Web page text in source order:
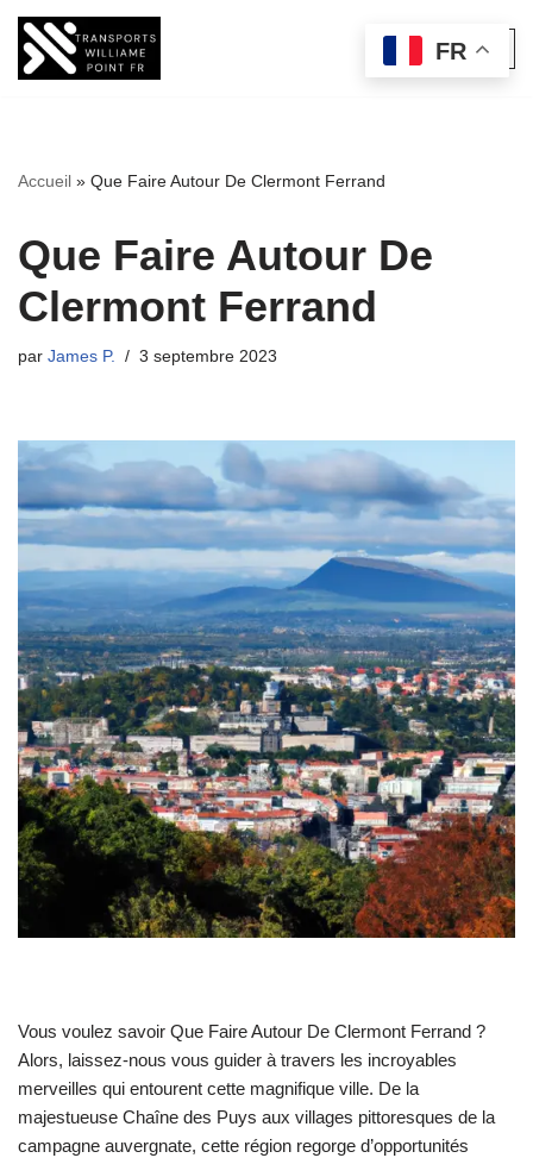
Aller
Accueil » Que Faire Autour De Clermont Ferrand
Que Faire Autour De
Clermont Ferrand
par James P. 3 septembre 2023
Vous voulez savoir Que Faire Autour De Clermont Ferrand ?
Alors, laissez-nous vous guider à travers les incroyables
merveilles qui entourent cette magnifique ville. De la
majestueuse Chaîne des Puys aux villages pittoresques de la
campagne auvergnate, cette région regorge d’opportunités
FR